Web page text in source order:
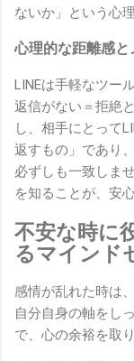
ないか」という心
心理的な距離感
LINEは手軽なツー
返信がない＝拒絶
し、相手にとって
返すもの」であり
必ずしも一致しま
を知ることが、安
不安な時に
るマインド
感情が乱れた時は
自分自身の軸をし
で、心の余裕を取